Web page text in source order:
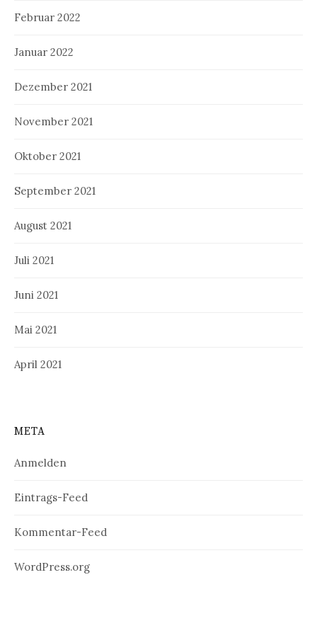
Februar 2022
Januar 2022
Dezember 2021
November 2021
Oktober 2021
September 2021
August 2021
Juli 2021
Juni 2021
Mai 2021
April 2021
META
Anmelden
Eintrags-Feed
Kommentar-Feed
WordPress.org